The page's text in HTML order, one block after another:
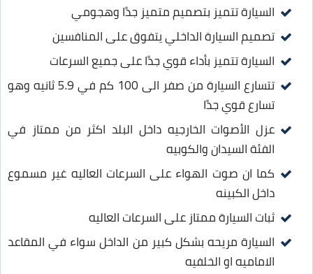
السيارة تتميز بتصميم متميز جدًا وهجومي
تصميم السيارة الداخلي يتفوق على المنافسين
السيارة تتميز بأداء قوي جدًا على جميع السرعات
تتسارع السيارة من صفر الى 100 كم في 5.9 ثانيه وهو
تسارع قوي جدًا
عزل الأصوات الخارجيه داخل البلد اكثر من ممتاز في
الفئة السيدان والكوبيه
كما ان صوت الهواء على السرعات العاليه غير مسموع
داخل الكبينه
ثبات السيارة ممتاز على السرعات العاليه
السيارة مريحه بشكل كبير من الداخل سواء في المقاعد
الاماميه او الخلفيه